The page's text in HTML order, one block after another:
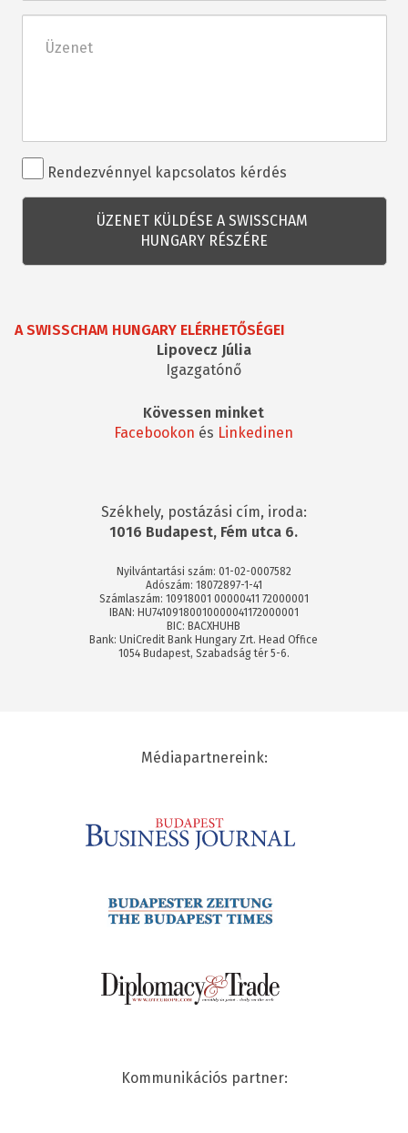
Rendezvénnyel
kapcsolatos
kérdés
Rendezvénnyel kapcsolatos kérdés
A SWISSCHAM HUNGARY ELÉRHETŐSÉGEI
Lipovecz Júlia
Igazgatónő
Kövessen minket
Facebookon és Linkedinen
Székhely, postázási cím, iroda:
1016 Budapest, Fém utca 6.
Nyilvántartási szám: 01-02-0007582
Adószám: 18072897-1-41
Számlaszám: 10918001 00000411 72000001
IBAN: HU74109180010000041172000001
BIC: BACXHUHB
Bank: UniCredit Bank Hungary Zrt. Head Office
1054 Budapest, Szabadság tér 5-6.
Médiapartnereink:
Kommunikációs partner: